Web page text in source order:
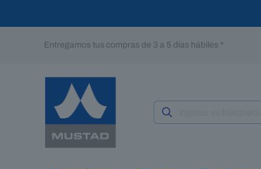
Entregamos tus compras de 3 a 5 días hábiles *